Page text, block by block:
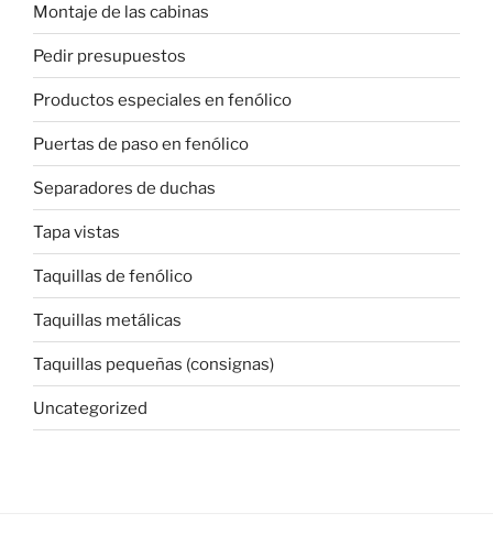
Montaje de las cabinas
Pedir presupuestos
Productos especiales en fenólico
Puertas de paso en fenólico
Separadores de duchas
Tapa vistas
Taquillas de fenólico
Taquillas metálicas
Taquillas pequeñas (consignas)
Uncategorized